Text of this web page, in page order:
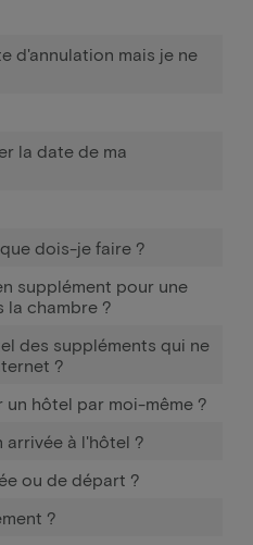
d'annulation mais je ne
la date de ma
dois-je faire ?
supplément pour une
la chambre ?
des suppléments qui ne
?
hôtel par moi-même ?
arrivée à l'hôtel ?
ou de départ ?
?